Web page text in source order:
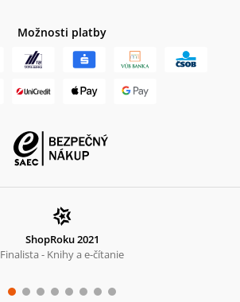
Možnosti platby
ShopRoku 2021
Finalista - Knihy a e-čítanie